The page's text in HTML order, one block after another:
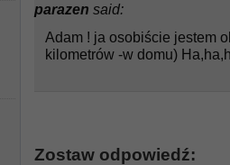
parazen said:
Adam ! ja osobiście jestem
kilometrów -w domu)
Zostaw odpowiedź: